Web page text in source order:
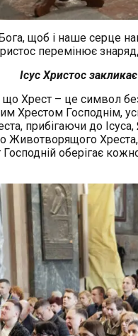
Бога, щоб і наше
перемінює
Ісус Христос
що Хрест – це символ
Хрестом Господнім,
прибігаючи до
Животворящого
оберігає